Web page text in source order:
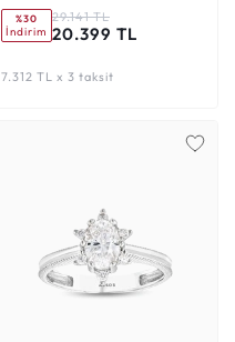
%30
İndirim
29.141 TL
20.399 TL
7.312 TL x 3 taksit